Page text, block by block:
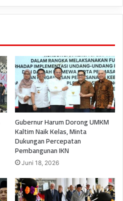
Gubernur Harum Dorong UMKM
Kaltim Naik Kelas, Minta
Dukungan Percepatan
Pembangunan IKN
Juni 18, 2026